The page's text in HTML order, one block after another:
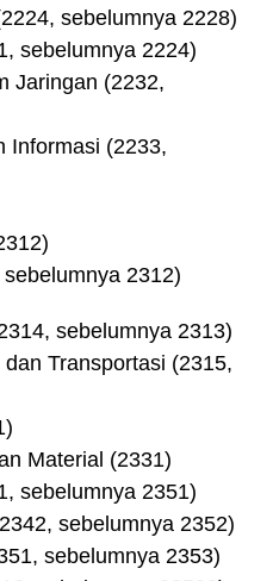
sebelumnya 2228)
sebelumnya 2224)
Jaringan (2232,
Informasi (2233,
2312)
sebelumnya 2313)
Transportasi (2315,
Material (2331)
sebelumnya 2351)
sebelumnya 2352)
sebelumnya 2353)